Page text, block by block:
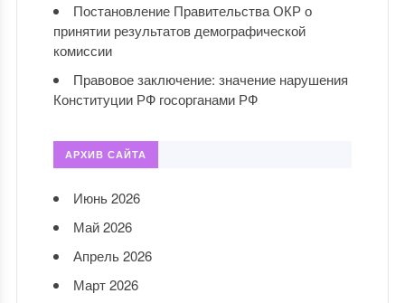
Постановление Правительства ОКР о
принятии результатов демографической
комиссии
Правовое заключение: значение нарушения
Конституции РФ госорганами РФ
АРХИВ САЙТА
Июнь 2026
Май 2026
Апрель 2026
Март 2026